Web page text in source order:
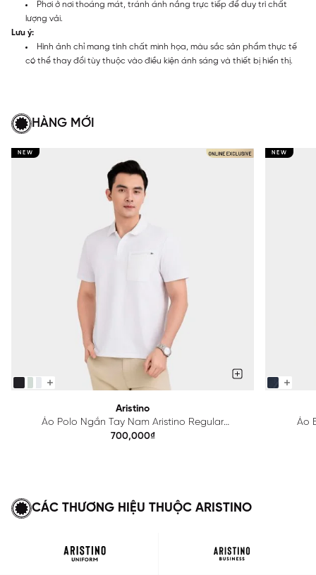
Phơi ở nơi thoáng mát, tránh ánh nắng trực tiếp để duy trì chất
lượng vải.
Lưu ý:
Hình ảnh chỉ mang tính chất minh họa, màu sắc sản phẩm thực tế
có thể thay đổi tùy thuộc vào điều kiện ánh sáng và thiết bị hiển thị.
HÀNG MỚI
NEW
Aristino
Áo Polo Ngắn Tay Nam Aristino Regular
APS615EDP01
700,000₫
NEW
Áo
CÁC THƯƠNG HIỆU THUỘC ARISTINO